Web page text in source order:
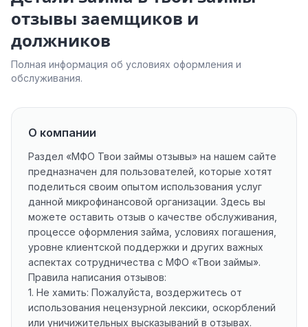
отзывы заемщиков и
должников
Полная информация об условиях оформления и
обслуживания.
О компании
Раздел «МФО Твои займы отзывы» на нашем сайте
предназначен для пользователей, которые хотят
поделиться своим опытом использования услуг
данной микрофинансовой организации. Здесь вы
можете оставить отзыв о качестве обслуживания,
процессе оформления займа, условиях погашения,
уровне клиентской поддержки и других важных
аспектах сотрудничества с МФО «Твои займы».
Правила написания отзывов:
1. Не хамить: Пожалуйста, воздержитесь от
использования нецензурной лексики, оскорблений
или уничижительных высказываний в отзывах.